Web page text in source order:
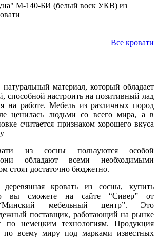
М-140-БИ (белый воск УКВ) из
Все кровати
материал, который обладает
способной настроить на позитивный лад
на работе. Мебель из различных пород
ценилась людьми со всего мира, а в
считается признаком хорошего вкуса
из сосны пользуются особой
они обладают всеми необходимыми
стоят достаточно бюджетно.
кровать из сосны, купить
вы сможете на сайте “Сивер” от
“Минский мебельный центр”. Это
поставщик, работающий на рынке
по немецким технологиям. Продукция
всему миру под марками известных